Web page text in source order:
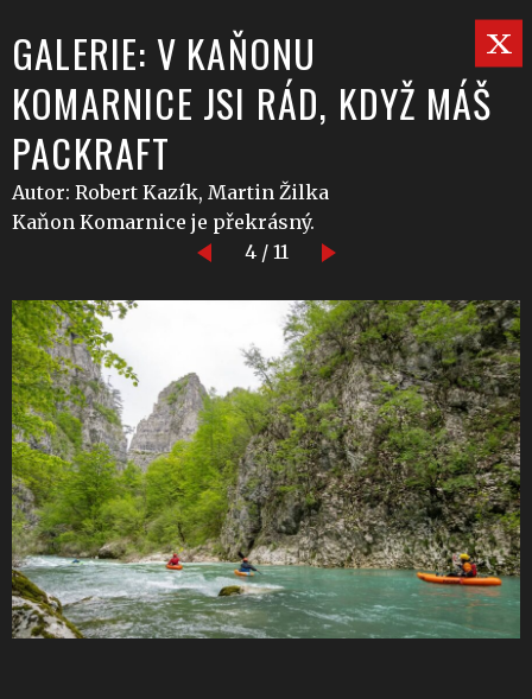
GALERIE: V KAŇONU
KOMARNICE JSI RÁD, KDYŽ MÁŠ
PACKRAFT
Autor: Robert Kazík, Martin Žilka
Kaňon Komarnice je překrásný.
4 / 11